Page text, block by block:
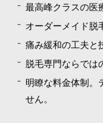
最高峰クラスの医
オーダーメイド脱
痛み緩和の工夫と
脱毛専門ならでは
明瞭な料金体制。
せん。